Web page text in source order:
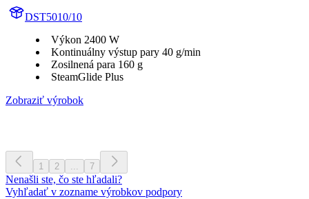
DST5010/10
Výkon 2400 W
Kontinuálny výstup pary 40 g/min
Zosilnená para 160 g
SteamGlide Plus
Zobraziť výrobok
1 2 ... 7
Nenašli ste, čo ste hľadali?
Vyhľadať v zozname výrobkov podpory